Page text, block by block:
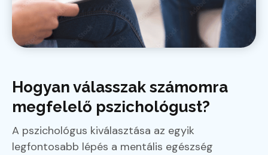
Hogyan válasszak számomra
megfelelő pszichológust?
A pszichológus kiválasztása az egyik
legfontosabb lépés a mentális egészség